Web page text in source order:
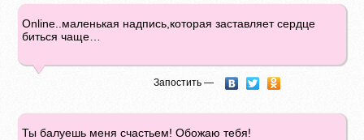
Online..маленькая надпись,которая заставляет сердце
биться чаще…
Запостить —
Ты балуешь меня счастьем! Обожаю тебя!